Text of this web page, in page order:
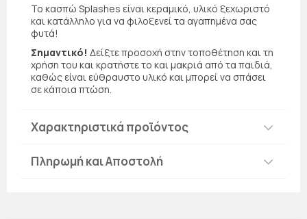
Το κασπώ Splashes είναι κεραμικό, υλικό ξεχωριστό
και κατάλληλο για να φιλοξενεί τα αγαπημένα σας
φυτά!
Σημαντικό! Δείξτε προσοχή στην τοποθέτηση και τη
χρήση του και κρατήστε το και μακριά από τα παιδιά,
καθώς είναι εύθραυστο υλικό και μπορεί να σπάσει
σε κάποια πτώση.
Χαρακτηριστικά προϊόντος
Πληρωμή και Αποστολή